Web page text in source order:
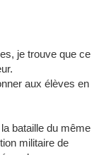
je trouve que ce
aux élèves en
bataille du même
militaire de